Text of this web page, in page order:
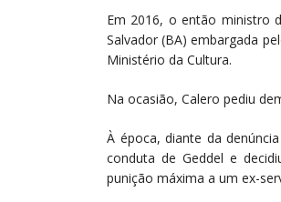
Em 2016, o então ministro
Salvador (BA) embargada
Ministério da Cultura.
Na ocasião, Calero pediu
À época, diante da
conduta de Geddel e
punição máxima a um ex-